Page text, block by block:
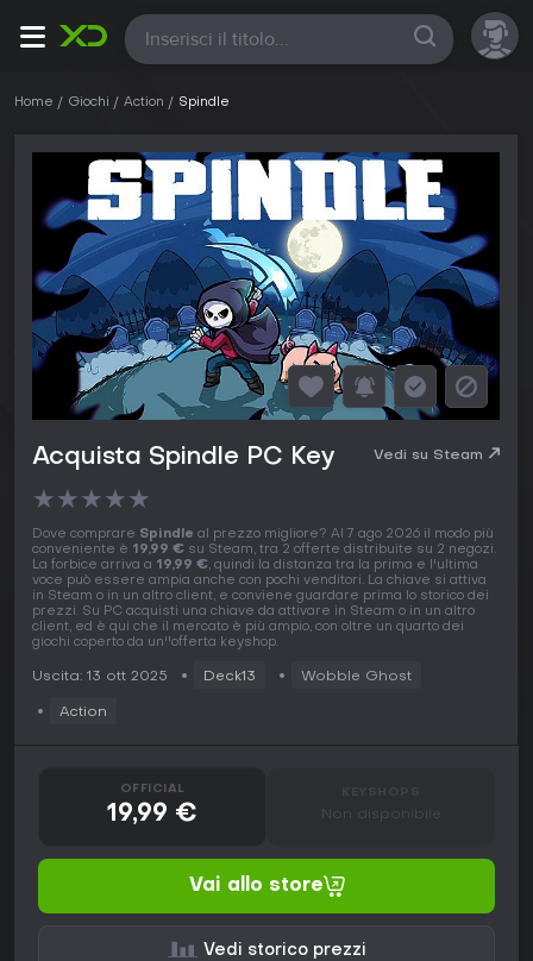
Tutte
Home Giochi Action Spindle
Acquista Spindle PC Key Vedi su Steam
★★★★★
Dove comprare Spindle al prezzo migliore? Al 7 ago 2026 il modo più
conveniente è 19,99 € su Steam, tra 2 offerte distribuite su 2 negozi.
La forbice arriva a 19,99 €, quindi la distanza tra la prima e l'ultima
voce può essere ampia anche con pochi venditori. La chiave si attiva
in Steam o in un altro client, e conviene guardare prima lo storico dei
prezzi. Su PC acquisti una chiave da attivare in Steam o in un altro
client, ed è qui che il mercato è più ampio, con oltre un quarto dei
giochi coperto da un''offerta keyshop.
Uscita: 13 ott 2025 Deck13 Wobble Ghost
Action
OFFICIAL
19,99 € Non disponibile
Vai allo store
Vedi storico prezzi